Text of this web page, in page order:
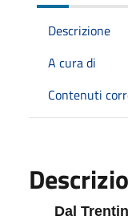
Descrizione
A cura di
Contenuti
Dal